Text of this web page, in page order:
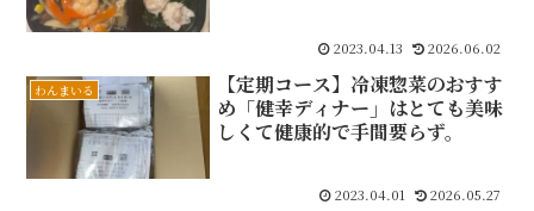
2023.04.13 2026.06.02
わんまいる
【定期コース】冷凍惣菜のおすす
め「健幸ディナー」はとても美味
しくて健康的で手間要らず。
2023.04.01 2026.05.27